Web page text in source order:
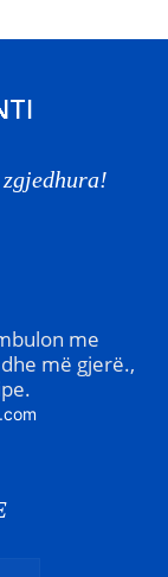
me
më gjerë.,